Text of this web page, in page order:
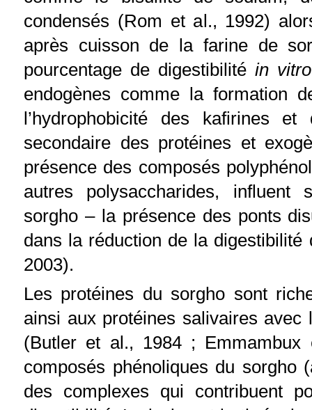
condensés (Rom et al., 1992)
après cuisson de la farine de
pourcentage de digestibilité in vitro
endogènes comme la formation
l’hydrophobicité des kafirines
secondaire des protéines et
présence des composés
autres polysaccharides,
sorgho – la présence des ponts
dans la réduction de la
2003).
Les protéines du sorgho sont
ainsi aux protéines salivaires
(Butler et al., 1984 ;
composés phénoliques du sorgho
des complexes qui contribuent